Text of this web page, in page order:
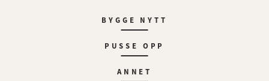
BYGGE NYTT
PUSSE OPP
ANNET